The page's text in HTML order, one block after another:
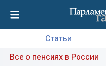
Статьи
Все о пенсиях в России